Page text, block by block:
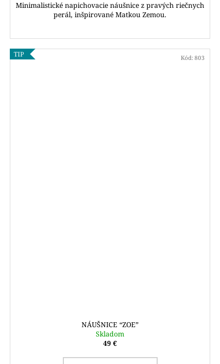
Minimalistické napichovacie náušnice z pravých riečnych
perál, inšpirované Matkou Zemou.
TIP
NÁUŠNICE “ZOE”
Skladom
49 €
Kód: 803